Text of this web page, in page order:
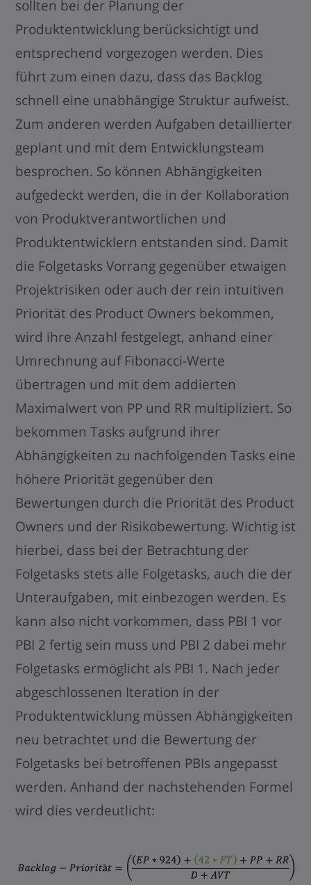
sollten bei der Planung der
Produktentwicklung berücksichtigt und
entsprechend vorgezogen werden. Dies
führt zum einen dazu, dass das Backlog
schnell eine unabhängige Struktur aufweist.
Zum anderen werden Aufgaben detaillierter
geplant und mit dem Entwicklungsteam
besprochen. So können Abhängigkeiten
aufgedeckt werden, die in der Kollaboration
von Produktverantwortlichen und
Produktentwicklern entstanden sind. Damit
die Folgetasks Vorrang gegenüber etwaigen
Projektrisiken oder auch der rein intuitiven
Priorität des Product Owners bekommen,
wird ihre Anzahl festgelegt, anhand einer
Umrechnung auf Fibonacci-Werte
übertragen und mit dem addierten
Maximalwert von PP und RR multipliziert. So
bekommen Tasks aufgrund ihrer
Abhängigkeiten zu nachfolgenden Tasks eine
höhere Priorität gegenüber den
Bewertungen durch die Priorität des Product
Owners und der Risikobewertung. Wichtig ist
hierbei, dass bei der Betrachtung der
Folgetasks stets alle Folgetasks, auch die der
Unteraufgaben, mit einbezogen werden. Es
kann also nicht vorkommen, dass PBI 1 vor
PBI 2 fertig sein muss und PBI 2 dabei mehr
Folgetasks ermöglicht als PBI 1. Nach jeder
abgeschlossenen Iteration in der
Produktentwicklung müssen Abhängigkeiten
neu betrachtet und die Bewertung der
Folgetasks bei betroffenen PBIs angepasst
werden. Anhand der nachstehenden Formel
wird dies verdeutlicht: